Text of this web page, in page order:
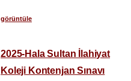
görüntüle
2025-Hala Sultan İlahiyat
Koleji Kontenjan Sınavı